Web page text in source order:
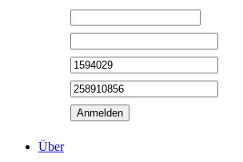
Anmelden
Über